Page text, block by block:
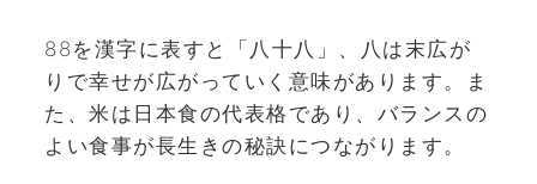
88を漢字に表すと「八十八」、八は末広が
りで幸せが広がっていく意味があります。ま
た、米は日本食の代表格であり、バランスの
よい食事が長生きの秘訣につながります。